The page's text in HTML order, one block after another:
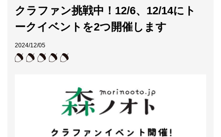
クラファン挑戦中！12/6、12/14にト
ークイベントを2つ開催します
2024/12/05